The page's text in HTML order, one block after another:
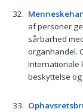
af personer
sårbarhed
organhandel.
Internationale
beskyttelse